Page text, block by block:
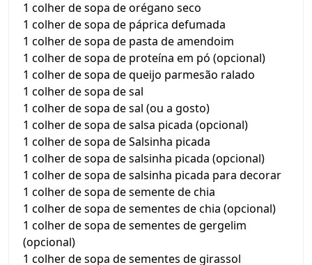
1 colher de sopa de orégano seco
1 colher de sopa de páprica defumada
1 colher de sopa de pasta de amendoim
1 colher de sopa de proteína em pó (opcional)
1 colher de sopa de queijo parmesão ralado
1 colher de sopa de sal
1 colher de sopa de sal (ou a gosto)
1 colher de sopa de salsa picada (opcional)
1 colher de sopa de Salsinha picada
1 colher de sopa de salsinha picada (opcional)
1 colher de sopa de salsinha picada para decorar
1 colher de sopa de semente de chia
1 colher de sopa de sementes de chia (opcional)
1 colher de sopa de sementes de gergelim
(opcional)
1 colher de sopa de sementes de girassol